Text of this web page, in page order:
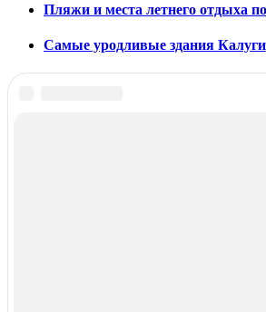
Пляжи и места летнего отдыха
Самые уродливые здания Калуги